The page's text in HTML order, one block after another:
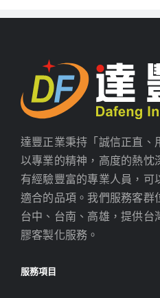
達豐正業秉持「誠信正直、
以專業的精神，高度的熱忱
有經驗豐富的專業人員，可
適合的品項。我們服務客群
台中、台南、高雄，提供台
膠客製化服務。
服務項目